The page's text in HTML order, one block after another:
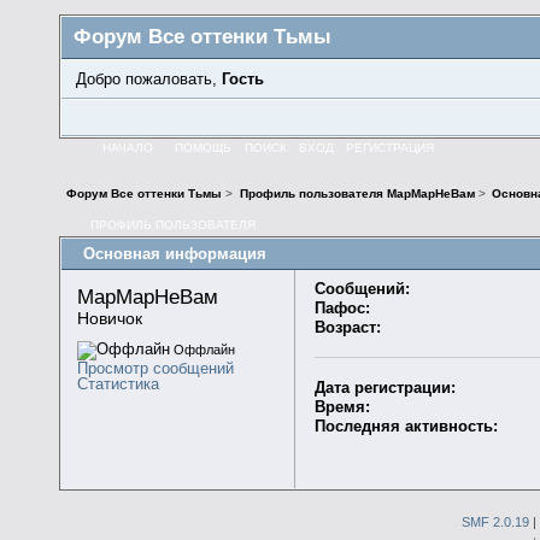
Форум Все оттенки Тьмы
Добро пожаловать, Гость
НАЧАЛО ПОМОЩЬ ПОИСК ВХОД РЕГИСТРАЦИЯ
Форум Все оттенки Тьмы > Профиль пользователя МарМарНеВам>
ПРОФИЛЬ ПОЛЬЗОВАТЕЛЯ
Основная информация
МарМарНеВам
Новичок
Оффлайн
Просмотр сообщений
Статистика
Сообщений:
Пафос:
Возраст:
Дата регистрации:
Время:
Последняя активность:
SMF 2.0.19